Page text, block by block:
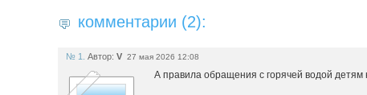
комментарии (2):
№ 1. Автор: V 27 мая 2026 12:08
А правила обращения с горячей водой